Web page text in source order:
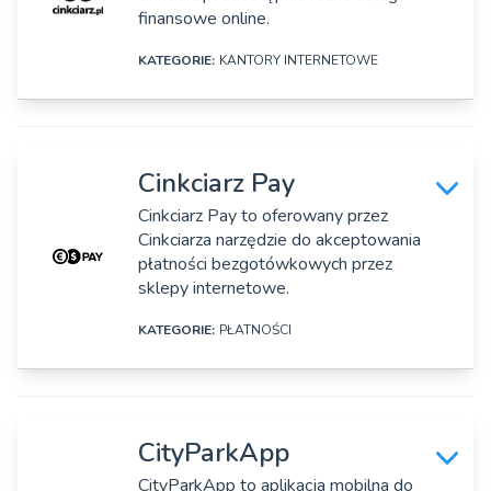
Ul. Armii Krajowej 116/3, Sopot
https://chwilowo.pl/
Osoby zarządzające:
Stanisław Wolniewicz Duda
finansowe online.
KATEGORIE: KANTORY INTERNETOWE
Nazwa firmy:
Cinkciarz Sp. z o.o.
Adres:
ul. Sienkiewicza 9, Zielona Góra, Polska
Strona www:
Osoby zarządzające:
Cinkciarz Pay
Cinkciarz Pay to oferowany przez
Cinkciarza narzędzie do akceptowania
płatności bezgotówkowych przez
sklepy internetowe.
KATEGORIE: PŁATNOŚCI
Nazwa firmy:
Cinkciarz Sp. z o.o.CityParkApp
CityParkApp to aplikacja mobilna do